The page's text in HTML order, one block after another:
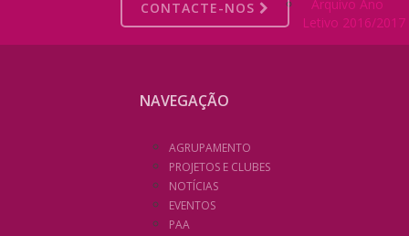
Arquivo Ano
Letivo 2016/2017
CONTACTE-NOS
NAVEGAÇÃO
AGRUPAMENTO
PROJETOS E CLUBES
NOTÍCIAS
EVENTOS
PAA